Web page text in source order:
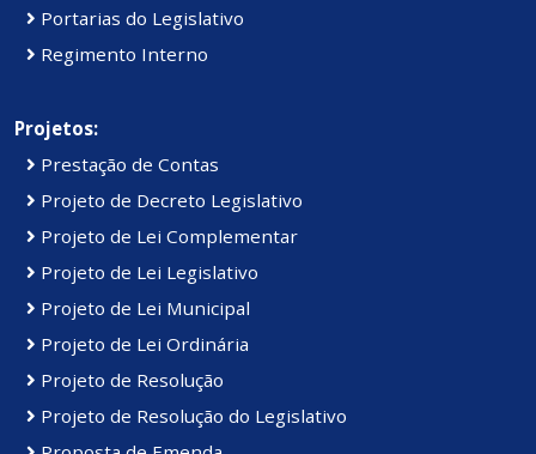
Portarias do Legislativo
Regimento Interno
Projetos:
Prestação de Contas
Projeto de Decreto Legislativo
Projeto de Lei Complementar
Projeto de Lei Legislativo
Projeto de Lei Municipal
Projeto de Lei Ordinária
Projeto de Resolução
Projeto de Resolução do Legislativo